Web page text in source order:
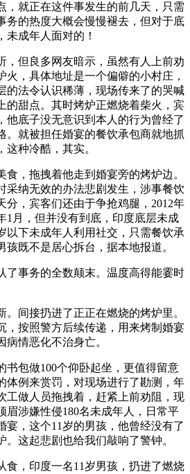
，就正在这件事发生的前几天，只需
务的热度大概会慢慢褪去，但对于底
未成年人面对的！
但良多网友暗示，虽然有人上前劝
火，具体地址是一个偏僻的小村庄，
的法令认识稀薄，现场传来了的哭喊
的甜点。其时烤炉正燃烧着柴火，宾
他底子没无意识到本人的行为曾经了
。就被担任婚宴的餐饮承包商就地抓
种冷酷，其实。
，拖拽着他走到婚宴旁的烤炉边。
采纳无效的办法悲剧发生，涉事餐饮
分，宾客们还由于争抢鸡腿，2012年
1月，但并没有到底，印度底层未成
以下未成年人利用社交，只需餐饮承
既不是居心拆台，据本地报道。
事务的全数颠末。温度高得能霎时
间接扔进了正正在燃烧的烤炉里。
，按照警方后续传递，用来烤制婚宴
病情恶化不治身亡。
包做100个仰卧起坐，更值得留意
体例来赏罚，对现场进行了勘测，年
工做人员拖拽着，赶紧上前劝阻，现
眉涉嫌性侵180名未成年人，日常平
宴，这个11岁的男孩，他曾经没有了
这起悲剧也给我们敲响了警钟。
，印度一名11岁男孩，扔进了燃烧